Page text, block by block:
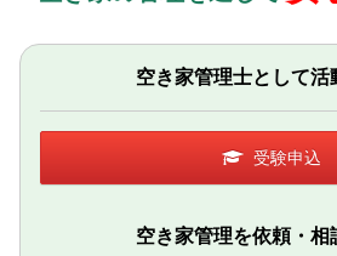
空き家管理士として活
受験申込
空き家管理を依頼・相